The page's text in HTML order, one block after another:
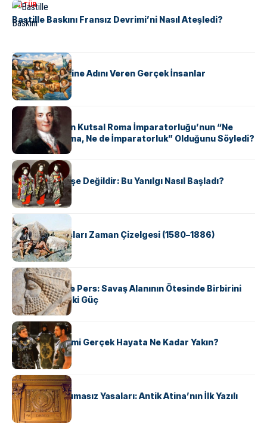
KÜLTÜR
Bastille Baskını Fransız Devrimi’ni Nasıl Ateşledi?
KÜLTÜR
ABD Eyaletlerine Adını Veren Gerçek İnsanlar
KÜLTÜR
Voltaire Neden Kutsal Roma İmparatorluğu’nun “Ne
Kutsal, Ne Roma, Ne de İmparatorluk” Olduğunu Söyledi?
KÜLTÜR
Geyşalar Fahişe Değildir: Bu Yanılgı Nasıl Başladı?
KÜLTÜR
Apache Savaşları Zaman Çizelgesi (1580–1886)
KÜLTÜR
Antik Yunan ve Pers: Savaş Alanının Ötesinde Birbirini
Şekillendiren İki Güç
KÜLTÜR
‘Gladiator’ Filmi Gerçek Hayata Ne Kadar Yakın?
KÜLTÜR
Draco’nun Acımasız Yasaları: Antik Atina’nın İlk Yazılı
Hukuk Kodu